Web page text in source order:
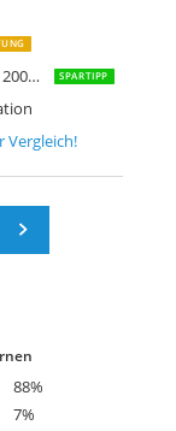
Cecotec Heimtrainerad Drumfit WOD Rider 2000 Eolo PRO Air Bike SPARTIPP
Vergleich!
88%
7%